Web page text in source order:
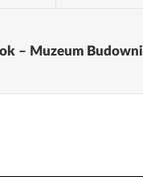
– Muzeum